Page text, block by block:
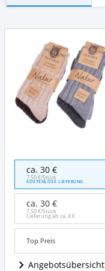
Paar
dicke
flauschige
warme
Alpaka
Socken
Angebote:
Wo
ist
ca. 30 €
7,50 €/Stück
KOSTENLOSE LIEFERUNG
ca. 30 €
7,50 €/Stück
Lieferung ab ca.4 €
Top Preis
Angebotsübersicht